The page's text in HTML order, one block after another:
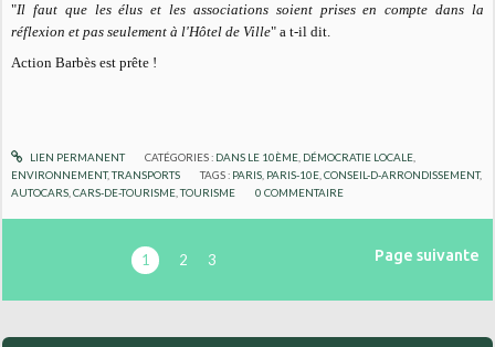
"Il faut que les élus et les associations soient prises en compte dans la
réflexion et pas seulement à l'Hôtel de Ville" a t-il dit.
Action Barbès est prête !
LIEN PERMANENT CATÉGORIES : DANS LE 10ÈME, DÉMOCRATIE LOCALE,
ENVIRONNEMENT,TRANSPORTS TAGS : PARIS PARIS-10E ,CONSEIL-D-ARRONDISSEMENT,
AUTOCARS ,CARS-DE-TOURISME ,TOURISME 0 COMMENTAIRE
1 2 3 Page suivante